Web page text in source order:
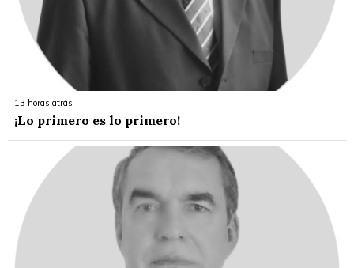
13 horas atrás
¡Lo primero es lo primero!